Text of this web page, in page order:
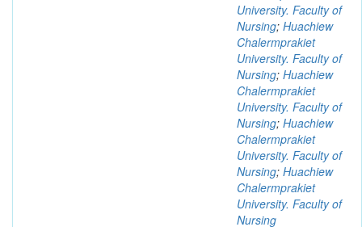
University. Faculty of
Nursing; Huachiew
Chalermprakiet
University. Faculty of
Nursing; Huachiew
Chalermprakiet
University. Faculty of
Nursing; Huachiew
Chalermprakiet
University. Faculty of
Nursing; Huachiew
Chalermprakiet
University. Faculty of
Nursing